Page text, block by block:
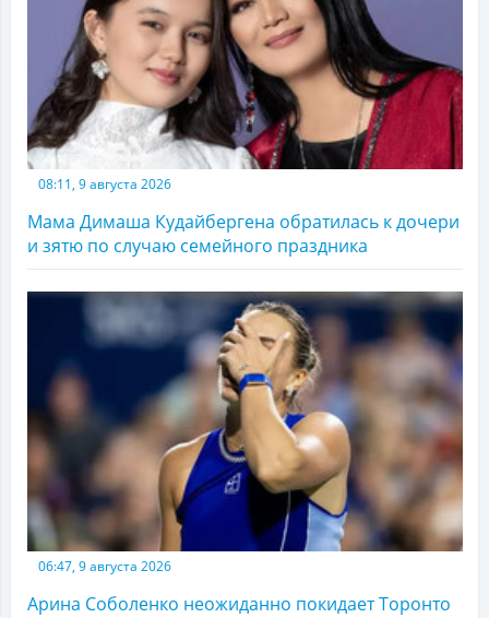
08:11, 9 августа 2026
Мама Димаша Кудайбергена обратилась к дочери
и зятю по случаю семейного праздника
06:47, 9 августа 2026
Арина Соболенко неожиданно покидает Торонто